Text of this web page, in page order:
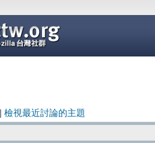
檢視最近討論的主題